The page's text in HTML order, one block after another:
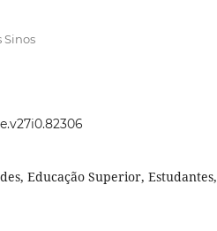
Sinos
Educação Superior, Estudantes,